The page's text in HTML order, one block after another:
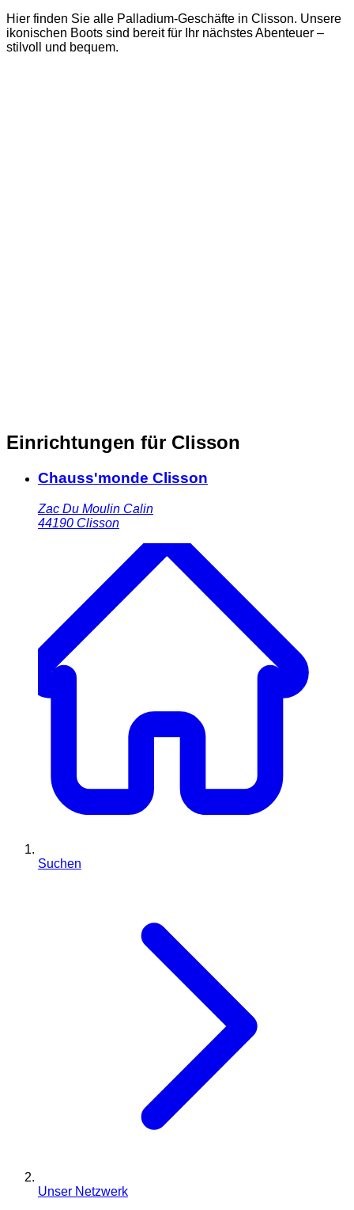
Hier finden Sie alle Palladium-Geschäfte in Clisson. Unsere
ikonischen Boots sind bereit für Ihr nächstes Abenteuer –
stilvoll und bequem.
Einrichtungen für Clisson
Chauss'monde Clisson
Zac Du Moulin Calin
44190 Clisson
Suchen
Unser Netzwerk